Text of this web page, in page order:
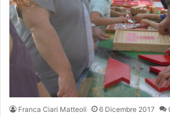
Franca Ciari Matteoli 6 Dicembre 2017